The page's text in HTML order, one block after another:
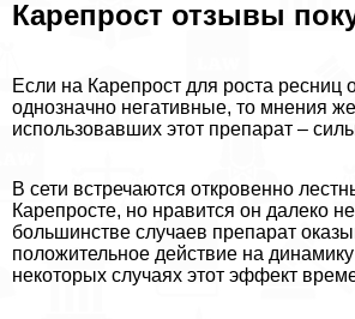
Карепрост отзывы
Если на Карепрост для роста ресниц
однозначно негативные, то мнения
использовавших этот препарат –
В сети встречаются откровенно
Карепросте, но нравится он далеко
большинстве случаев препарат
положительное действие на
некоторых случаях этот эффект